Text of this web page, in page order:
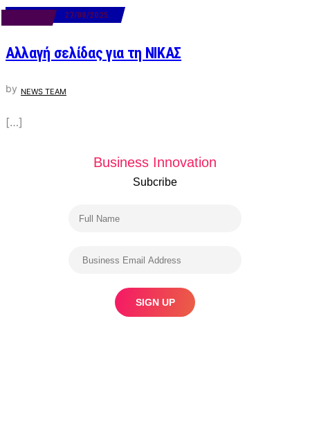
27/08/2025
Αλλαγή σελίδας για τη ΝΙΚΑΣ
by NEWS TEAM
[…]
Business Innovation
Subcribe